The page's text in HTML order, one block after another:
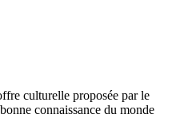
culturelle proposée par le
connaissance du monde